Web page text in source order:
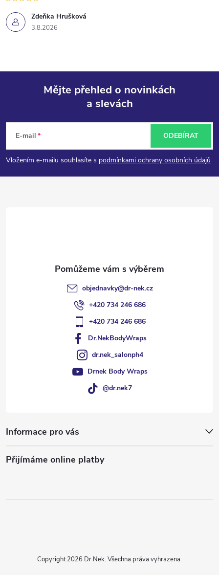
Zdeňka Hrušková
3.8.2026
p
Mějte přehled o novinkách
a slevách
E-mail
Vložením e-mailu souhlasíte s podmínkami ochrany osobních údajů
ODEBÍRAT
objednavky@dr-nek.cz
+420 734 246 686
+420 734 246 686
Dr.NekBodyWraps
dr.nek_salonph4
Drnek Body Wraps
@dr.nek7
Informace pro vás
Přijímáme online platby
Copyright 2026 Dr Nek. Všechna práva vyhrazena.